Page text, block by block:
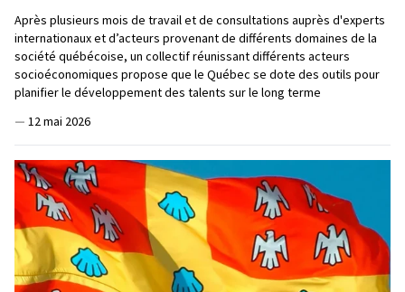
Après plusieurs mois de travail et de consultations auprès d'experts
internationaux et d’acteurs provenant de différents domaines de la
société québécoise, un collectif réunissant différents acteurs
socioéconomiques propose que le Québec se dote des outils pour
planifier le développement des talents sur le long terme
— 12 mai 2026